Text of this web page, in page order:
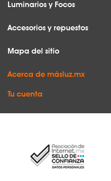
Luminarios y Focos
Accesorios y repuestos
Mapa del sitio
Acerca de másluz.mx
Tu cuenta